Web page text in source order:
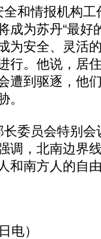
和情报机构工
成为苏丹“最好
为安全、灵活
行。他说，居
遭到驱逐，他
。
委员会特别会
调，北南边界
和南方人的自
）